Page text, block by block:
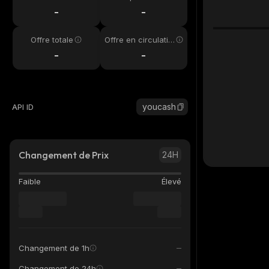
- -
Offre totale
-
Offre en circulatio
-
API ID youcash
Changement de Prix 24H
Faible Élevé
Changement de 1h